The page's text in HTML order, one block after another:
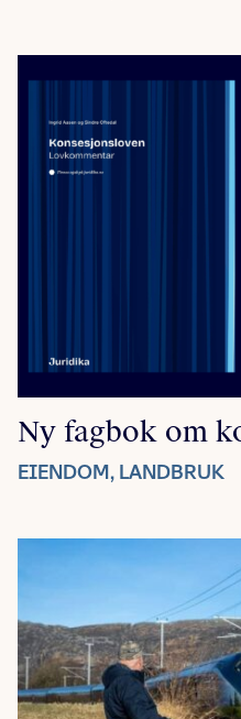
Ny fagbok om
EIENDOM, LANDBRUK